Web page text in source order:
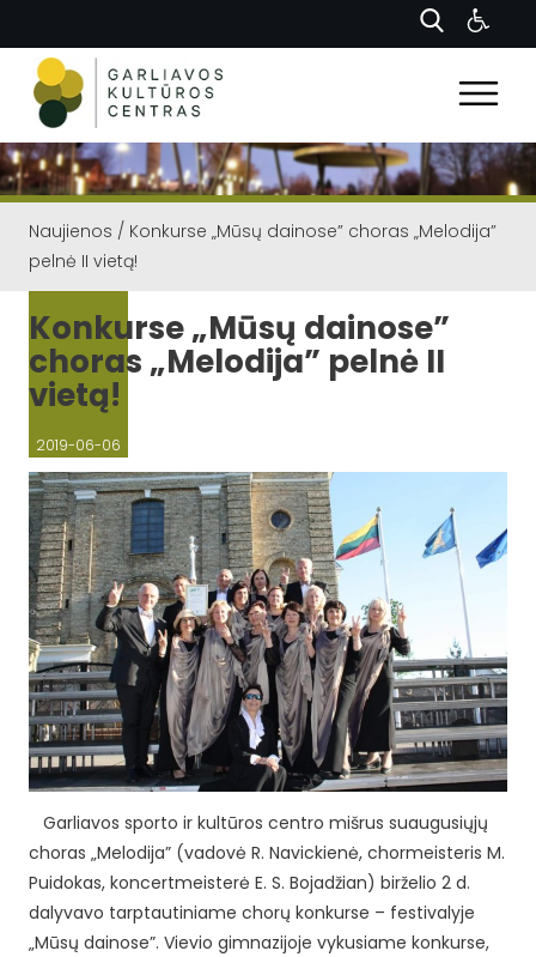
Naujienos / Konkurse „Mūsų dainose” choras „Melodija”
pelnė II vietą!
Konkurse „Mūsų dainose”
choras „Melodija” pelnė II
vietą!
2019-06-06
Garliavos sporto ir kultūros centro mišrus suaugusiųjų
choras „Melodija” (vadovė R. Navickienė, chormeisteris M.
Puidokas, koncertmeisterė E. S. Bojadžian) birželio 2 d.
dalyvavo tarptautiniame chorų konkurse – festivalyje
„Mūsų dainose”. Vievio gimnazijoje vykusiame konkurse,